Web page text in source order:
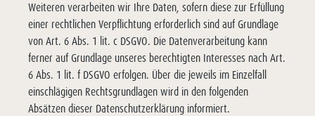
Weiteren verarbeiten wir Ihre Daten, sofern diese zur Erfüllung
einer rechtlichen Verpflichtung erforderlich sind auf Grundlage
von Art. 6 Abs. 1 lit. c DSGVO. Die Datenverarbeitung kann
ferner auf Grundlage unseres berechtigten Interesses nach Art.
6 Abs. 1 lit. f DSGVO erfolgen. Über die jeweils im Einzelfall
einschlägigen Rechtsgrundlagen wird in den folgenden
Absätzen dieser Datenschutzerklärung informiert.